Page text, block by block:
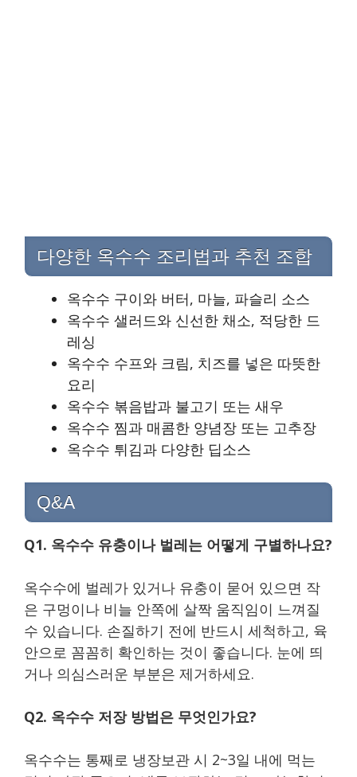
다양한 옥수수 조리법과 추천 조합
옥수수 구이와 버터, 마늘, 파슬리 소스
옥수수 샐러드와 신선한 채소, 적당한 드
레싱
옥수수 수프와 크림, 치즈를 넣은 따뜻한
요리
옥수수 볶음밥과 불고기 또는 새우
옥수수 찜과 매콤한 양념장 또는 고추장
옥수수 튀김과 다양한 딥소스
Q&A
Q1. 옥수수 유충이나 벌레는 어떻게 구별하나요?
옥수수에 벌레가 있거나 유충이 묻어 있으면 작
은 구멍이나 비늘 안쪽에 살짝 움직임이 느껴질
수 있습니다. 손질하기 전에 반드시 세척하고, 육
안으로 꼼꼼히 확인하는 것이 좋습니다. 눈에 띄
거나 의심스러운 부분은 제거하세요.
Q2. 옥수수 저장 방법은 무엇인가요?
옥수수는 통째로 냉장보관 시 2~3일 내에 먹는